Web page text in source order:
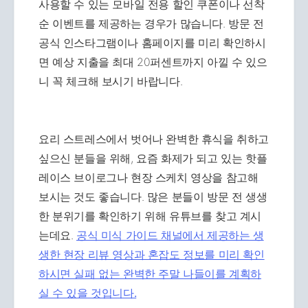
사용할 수 있는 모바일 전용 할인 쿠폰이나 선착
순 이벤트를 제공하는 경우가 많습니다. 방문 전
공식 인스타그램이나 홈페이지를 미리 확인하시
면 예상 지출을 최대 20퍼센트까지 아낄 수 있으
니 꼭 체크해 보시기 바랍니다.
요리 스트레스에서 벗어나 완벽한 휴식을 취하고
싶으신 분들을 위해, 요즘 화제가 되고 있는 핫플
레이스 브이로그나 현장 스케치 영상을 참고해
보시는 것도 좋습니다. 많은 분들이 방문 전 생생
한 분위기를 확인하기 위해 유튜브를 찾고 계시
는데요. 공식 미식 가이드 채널에서 제공하는 생
생한 현장 리뷰 영상과 혼잡도 정보를 미리 확인
하시면 실패 없는 완벽한 주말 나들이를 계획하
실 수 있을 것입니다.